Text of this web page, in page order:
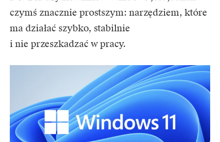
czymś znacznie prostszym: narzędziem, które
ma działać szybko, stabilnie
i nie przeszkadzać w pracy.